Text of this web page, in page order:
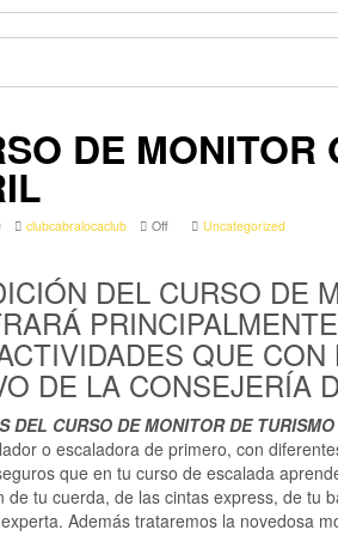
DE
clubcabralocaclub Off Uncategorized
DEL CURSO DE
QUE
DE LA CONSEJERÍA
DEL CURSO DE MONITOR DE
o escaladora de primero, con
que en tu curso de escalada
de tu cuerda, de las cintas express, de tu
Además trataremos la novedosa